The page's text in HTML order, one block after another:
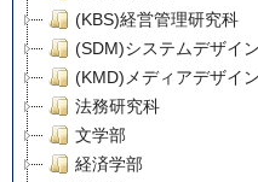
(KBS)経営管理研究科
(SDM)システムデザイ
(KMD)メディアデザイ
法務研究科
文学部
経済学部